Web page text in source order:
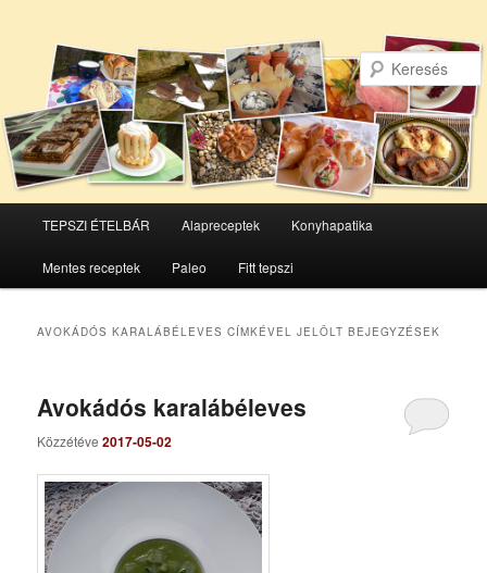
Tovább
az
elsődleges
Tovább
a
másodlagos
TEPSZI ÉTELBÁR Alapreceptek Konyhapatika
Mentes receptek Paleo Fitt tepszi
AVOKÁDÓS KARALÁBÉLEVES CÍMKÉVEL JELÖLT BEJEGYZÉSEK
Avokádós karalábéleves
Közzétéve2017-05-02